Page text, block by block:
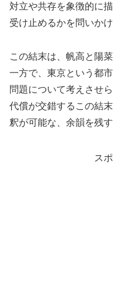
対立や共存を象徴的に
受け止めるかを問いか
この結末は、帆高と陽
一方で、東京という都
問題について考えさせ
代償が交錯するこの結
釈が可能な、余韻を残
ス